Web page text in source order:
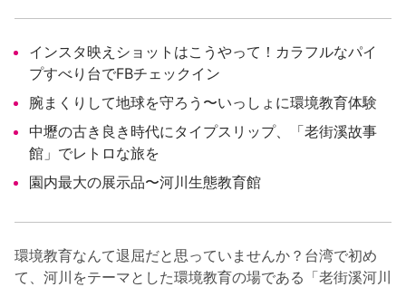
インスタ映えショットはこうやって！カラフルなパイ
プすべり台でFBチェックイン
腕まくりして地球を守ろう〜いっしょに環境教育体験
中壢の古き良き時代にタイプスリップ、「老街溪故事
館」でレトロな旅を
園内最大の展示品〜河川生態教育館
環境教育なんて退屈だと思っていませんか？台湾で初め
て、河川をテーマとした環境教育の場である「老街溪河川